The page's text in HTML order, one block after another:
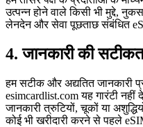
उत्पन्न होने वाले किसी भी मुद्दे,
लेनदेन और सेवा पूछताछ संबंधित
4. जानकारी की
हम सटीक और अद्यतित जानकारी
esimcardlist.com यह गारंटी
जानकारी त्रुटियों, चूकों या
कोई भी खरीदारी करने से पहले